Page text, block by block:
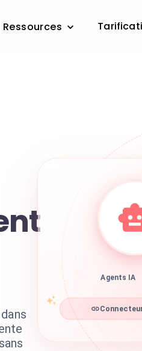
Ressources
Agents IA